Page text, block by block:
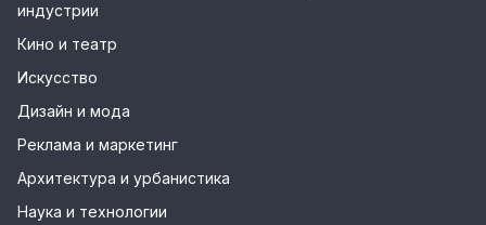
индустрии
Кино и театр
Искусство
Дизайн и мода
Реклама и маркетинг
Архитектура и урбанистика
Наука и технологии